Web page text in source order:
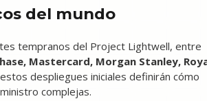
del mundo
tempranos del Project Lightwell, entre
Mastercard, Morgan Stanley,
despliegues iniciales definirán cómo
complejas.